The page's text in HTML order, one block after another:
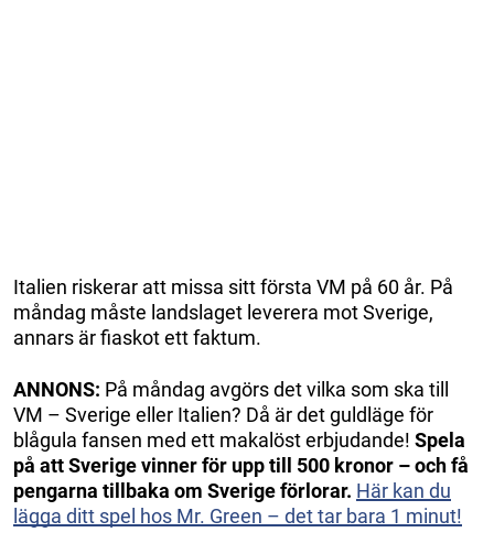
Italien riskerar att missa sitt första VM på 60 år. På
måndag måste landslaget leverera mot Sverige,
annars är fiaskot ett faktum.
ANNONS: På måndag avgörs det vilka som ska till
VM – Sverige eller Italien? Då är det guldläge för
blågula fansen med ett makalöst erbjudande! Spela
på att Sverige vinner för upp till 500 kronor – och få
pengarna tillbaka om Sverige förlorar. Här kan du
lägga ditt spel hos Mr. Green – det tar bara 1 minut!